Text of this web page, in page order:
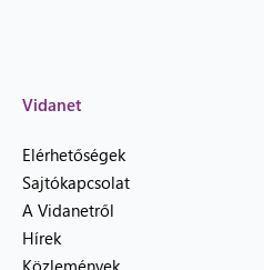
Vidanet
Elérhetőségek
Sajtókapcsolat
A Vidanetről
Hírek
Közlemények